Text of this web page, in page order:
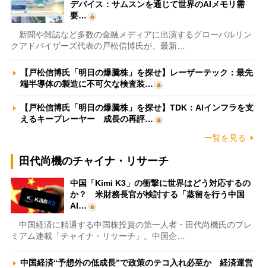
デバイス：サムスンを通じて世界のAIメモリ需
要…
新聞や雑誌など多数の金融メディアに出演するグローバルリン
クアドバイザーズ代表の戸松信博氏が、最新…
【戸松信博氏「明日の爆騰株」を探せ】レーザーテック：最先
端半導体の製造に不可欠な検査装…
【戸松信博氏「明日の爆騰株」を探せ】TDK：AIインフラを支
えるキープレーヤー 成長の再評…
一覧を見る
田代尚機のチャイナ・リサーチ
中国「Kimi K3」の衝撃に世界はどう対応するの
か？ 米財務長官が検討する「蒸留を行う中国
AI…
中国経済に精通する中国株投資の第一人者・田代尚機氏のプレ
ミアム連載「チャイナ・リサーチ」。中国企…
中国経済“予想外の低成長”で政策のテコ入れ必至か 経済運営